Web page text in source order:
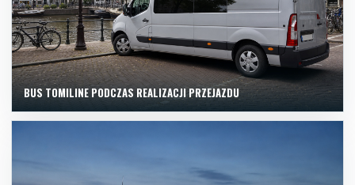
BUS TOMILINE PODCZAS REALIZACJI PRZEJAZDU